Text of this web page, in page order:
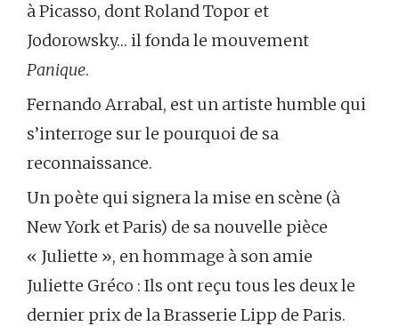
à Picasso, dont Roland Topor et
Jodorowsky… il fonda le mouvement
Panique.
Fernando Arrabal, est un artiste humble qui
s’interroge sur le pourquoi de sa
reconnaissance.
Un poète qui signera la mise en scène (à
New York et Paris) de sa nouvelle pièce
« Juliette », en hommage à son amie
Juliette Gréco : Ils ont reçu tous les deux le
dernier prix de la Brasserie Lipp de Paris.